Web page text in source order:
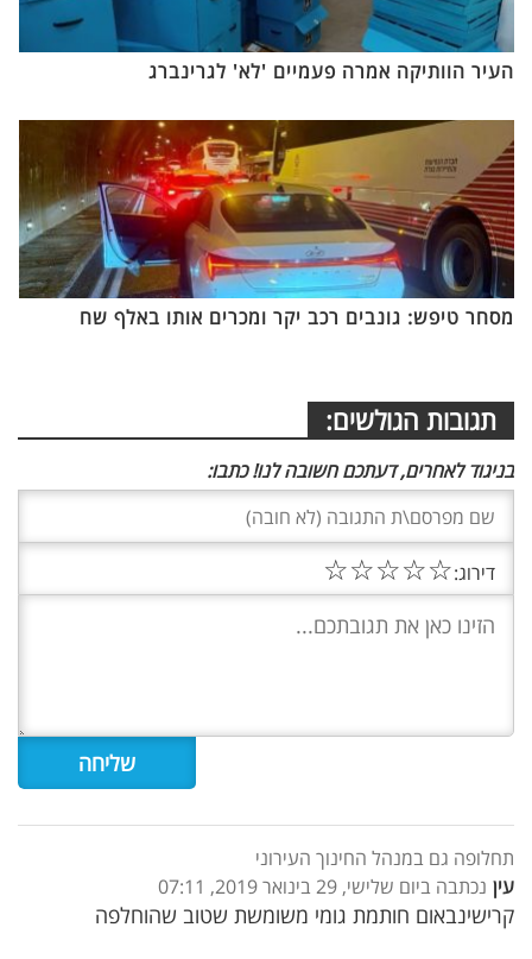
העיר הוותיקה אמרה פעמיים 'לא' לגרינברג
מסחר טיפש: גונבים רכב יקר ומכרים אותו באלף שח
תגובות הגולשים:
בניגוד לאחרים, דעתכם חשובה לנו! כתבו:
דירוג:☆
☆
☆
☆
☆
תחלופה גם במנהל החינוך העירוני
עין נכתבה ביום שלישי, 29 בינואר 2019, 07:11
קרישינבאום חותמת גומי משומשת שטוב שהוחלפה